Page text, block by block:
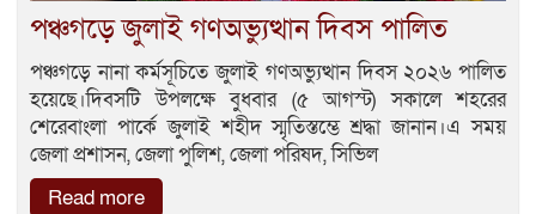
পঞ্চগড়ে জুলাই গণঅভ্যুত্থান দিবস পালিত
পঞ্চগড়ে নানা কর্মসূচিতে জুলাই গণঅভ্যুত্থান দিবস ২০২৬ পালিত
হয়েছে।দিবসটি উপলক্ষে বুধবার (৫ আগস্ট) সকালে শহরের
শেরেবাংলা পার্কে জুলাই শহীদ স্মৃতিস্তম্ভে শ্রদ্ধা জানান।এ সময়
জেলা প্রশাসন, জেলা পুলিশ, জেলা পরিষদ, সিভিল
Read more